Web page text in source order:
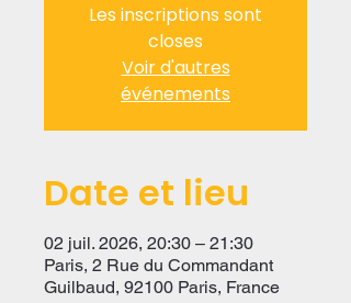
Les inscriptions sont
closes
Voir d'autres
événements
Date et lieu
02 juil. 2026, 20:30 – 21:30
Paris, 2 Rue du Commandant
Guilbaud, 92100 Paris, France